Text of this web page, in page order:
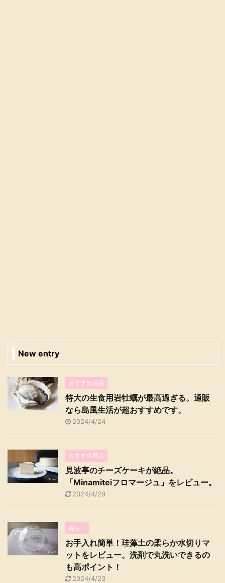
New entry
おすすめ商品
特大の生食用岩牡蠣が最高過ぎる。通販
なら島風生活が超おすすめです。
2024/4/24
おすすめ商品
見波亭のチーズケーキが絶品。
「Minamiteiフロマージュ」をレビュー。
2024/4/29
暮らし
お手入れ簡単！珪藻土の柔らか水切りマ
ットをレビュー。洗剤で丸洗いできるの
も高ポイント！
2024/4/23